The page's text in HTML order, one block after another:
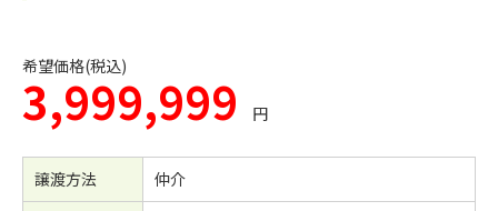
希望価格(税込)
3,999,999 円
譲渡方法
仲介